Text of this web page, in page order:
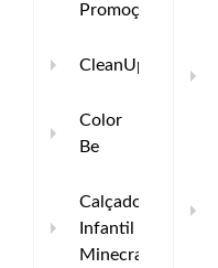
Promoção
CleanUp
Color
Be
Calçados
Infantil
Minecraft